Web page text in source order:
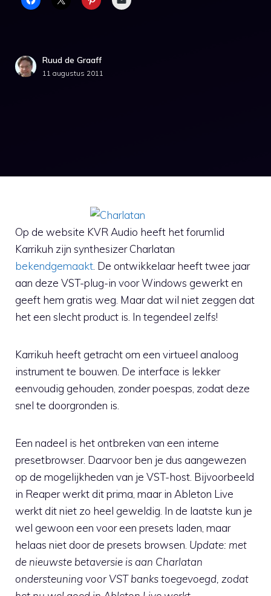
Ruud de Graaff
11 augustus 2011
Op de website KVR Audio heeft het forumlid
Karrikuh zijn synthesizer Charlatan
bekendgemaakt. De ontwikkelaar heeft twee jaar
aan deze VST-plug-in voor Windows gewerkt en
geeft hem gratis weg. Maar dat wil niet zeggen dat
het een slecht product is. In tegendeel zelfs!
Karrikuh heeft getracht om een virtueel analoog
instrument te bouwen. De interface is lekker
eenvoudig gehouden, zonder poespas, zodat deze
snel te doorgronden is.
Een nadeel is het ontbreken van een interne
presetbrowser. Daarvoor ben je dus aangewezen
op de mogelijkheden van je VST-host. Bijvoorbeeld
in Reaper werkt dit prima, maar in Ableton Live
werkt dit niet zo heel geweldig. In de laatste kun je
wel gewoon een voor een presets laden, maar
helaas niet door de presets browsen. Update: met
de nieuwste betaversie is aan Charlatan
ondersteuning voor VST banks toegevoegd, zodat